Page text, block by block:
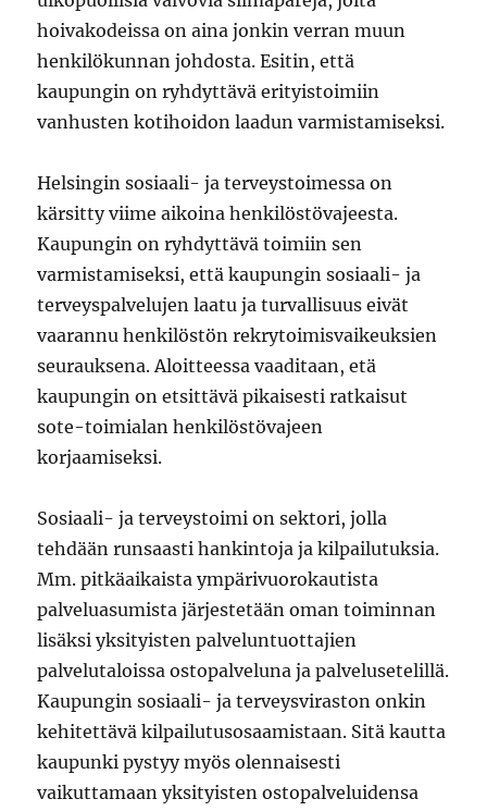
hoivakodeissa on aina jonkin verran muun
henkilökunnan johdosta. Esitin, että
kaupungin on ryhdyttävä erityistoimiin
vanhusten kotihoidon laadun varmistamiseksi.
Helsingin sosiaali- ja terveystoimessa on
kärsitty viime aikoina henkilöstövajeesta.
Kaupungin on ryhdyttävä toimiin sen
varmistamiseksi, että kaupungin sosiaali- ja
terveyspalvelujen laatu ja turvallisuus eivät
vaarannu henkilöstön rekrytoimisvaikeuksien
seurauksena. Aloitteessa vaaditaan, etä
kaupungin on etsittävä pikaisesti ratkaisut
sote-toimialan henkilöstövajeen
korjaamiseksi.
Sosiaali- ja terveystoimi on sektori, jolla
tehdään runsaasti hankintoja ja kilpailutuksia.
Mm. pitkäaikaista ympärivuorokautista
palveluasumista järjestetään oman toiminnan
lisäksi yksityisten palveluntuottajien
palvelutaloissa ostopalveluna ja palvelusetelillä.
Kaupungin sosiaali- ja terveysviraston onkin
kehitettävä kilpailutusosaamistaan. Sitä kautta
kaupunki pystyy myös olennaisesti
vaikuttamaan yksityisten ostopalveluidensa